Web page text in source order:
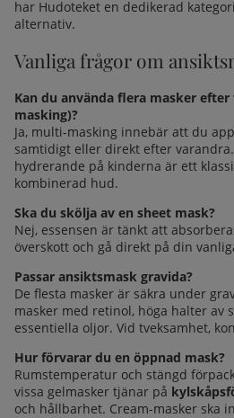
har Hudoteket en dedikerad
alternativ.
Vanliga frågor om
Kan du använda flera masker
masking)?
Ja, multi-masking innebär att du
samtidigt eller direkt efter
hydrerande på kinderna är ett
kombinerad hud.
Ska du skölja av en sheet mask?
Nej, essensen är tänkt att
överskott och gå direkt på din
Passar ansiktsmask gravida?
De flesta masker är säkra under
masker med retinol, höga halter av
essentiella oljor. Vid tveksamhet,
Hur förvarar du en öppnad mask?
Rumstemperatur och stängd
vissa gelmasker tjänar på
och hållbarhet. Cream-masker ska